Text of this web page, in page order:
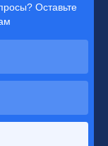
Оставьте